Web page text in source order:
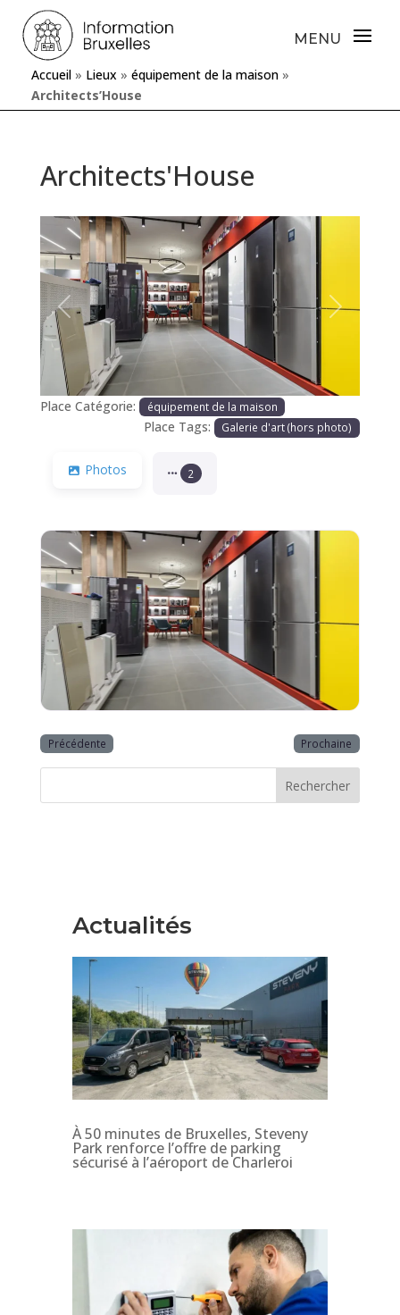
Accueil » Lieux » équipement de la maison »
Architects’House
Architects'House
Précédente Prochaine
Place Catégorie: équipement de la maison
Place Tags: Galerie d'art (hors photo)
Photos 2
Précédente Prochaine
Rechercher
Actualités
À 50 minutes de Bruxelles, Steveny
Park renforce l’offre de parking
sécurisé à l’aéroport de Charleroi